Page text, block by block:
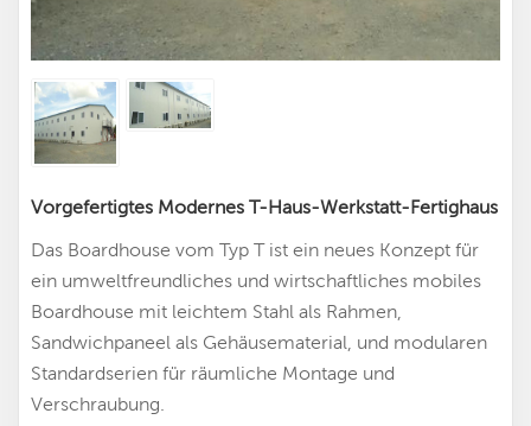
Vorgefertigtes Modernes T-Haus-Werkstatt-Fertighaus
Das Boardhouse vom Typ T ist ein neues Konzept für
ein umweltfreundliches und wirtschaftliches mobiles
Boardhouse mit leichtem Stahl als Rahmen,
Sandwichpaneel als Gehäusematerial, und modularen
Standardserien für räumliche Montage und
Verschraubung.